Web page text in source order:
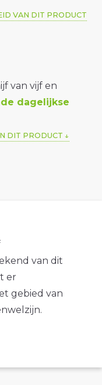
VAN DIT PRODUCT
van vijf en
dagelijkse
DIT PRODUCT
van dit
er
gebied van